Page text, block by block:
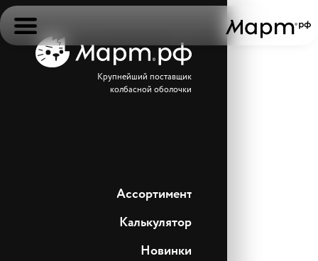
Ассортимент
Новинки
Крупнейший поставщик
колбасной оболочки
Калькулятор